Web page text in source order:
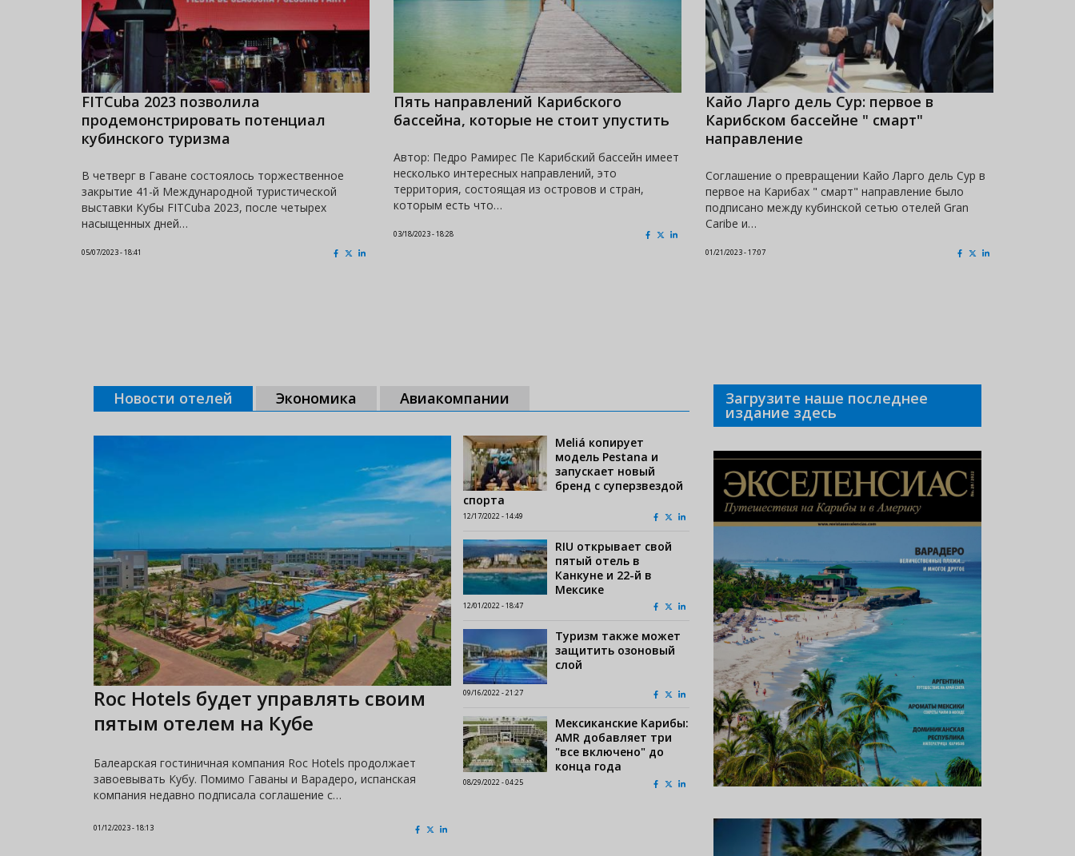
FITCuba 2023 позволила
продемонстрировать потенциал
кубинского туризма
В четверг в Гаване состоялось торжественное
закрытие 41-й Международной туристической
выставки Кубы FITCuba 2023, после четырех
насыщенных дней…
05/07/2023 - 18:41
Пять направлений Карибского
бассейна, которые не стоит упустить
Автор: Педро Рамирес Пе Карибский бассейн имеет
несколько интересных направлений, это
территория, состоящая из островов и стран,
которым есть что…
03/18/2023 - 18:28
Кайо Ларго дель Сур: первое в
Карибском бассейне " смарт"
направление
Соглашение о превращении Кайо Ларго дель Сур в
первое на Карибах " смарт" направление было
подписано между кубинской сетью отелей Gran
Caribe и…
01/21/2023 - 17:07
Новости отелей Экономика Авиакомпании
Roc Hotels будет управлять своим
пятым отелем на Кубе
Балеарская гостиничная компания Roc Hotels продолжает
завоевывать Кубу. Помимо Гаваны и Варадеро, испанская
компания недавно подписала соглашение с…
01/12/2023 - 18:13
Meliá копирует
модель Pestana и
запускает новый
бренд с суперзвездой
спорта
12/17/2022 - 14:49
RIU открывает свой
пятый отель в
Канкуне и 22-й в
Мексике
12/01/2022 - 18:47
Туризм также может
защитить озоновый
слой
09/16/2022 - 21:27
Мексиканские Карибы:
AMR добавляет три
"все включено" до
конца года
08/29/2022 - 04:25
Загрузите наше последнее
издание здесь